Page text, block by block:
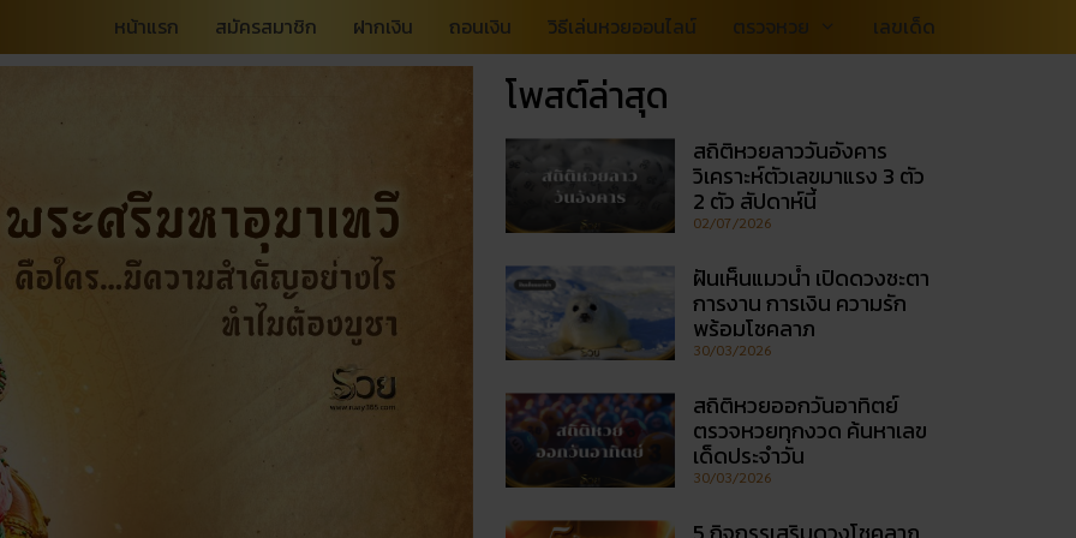
หน้าแรก สมัครสมาชิก ฝากเงิน ถอนเงิน วิธีเล่นหวยออนไลน์ ตรวจหวย เลขเด็ด
โพสต์ล่าสุด
สถิติหวยลาววันอังคาร
วิเคราะห์ตัวเลขมาแรง 3 ตัว
2 ตัว สัปดาห์นี้
02/07/2026
ฝันเห็นแมวน้ำ เปิดดวงชะตา
การงาน การเงิน ความรัก
พร้อมโชคลาภ
30/03/2026
สถิติหวยออกวันอาทิตย์
ตรวจหวยทุกงวด ค้นหาเลข
เด็ดประจำวัน
30/03/2026